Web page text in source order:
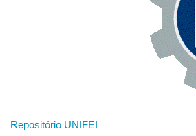
Repositório UNIFEI